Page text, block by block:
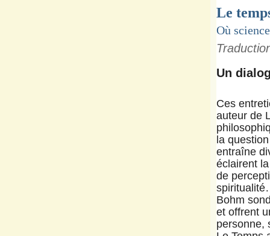
Le
Où
Un
Ces
auteur de
la
entraîne
éclairent
de
Bohm
et offrent
personne,